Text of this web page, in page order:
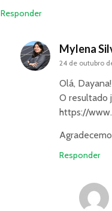
Responder
Mylena
24 de outubro
Olá,
O resultado
https://
Responder